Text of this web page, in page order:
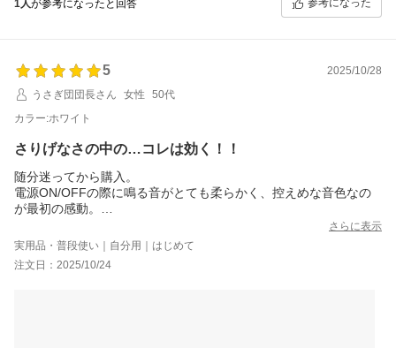
さいませ！
1人が参考になったと回答 参考になった
5
2025/10/28
うさぎ団団長さん
女性
50代
カラー:ホワイト
さりげなさの中の…コレは効く！！
随分迷ってから購入。
電源ON/OFFの際に鳴る音がとても柔らかく、控えめな音色なの
が最初の感動。
(このスピーカーのフォルムにマッチした丸みのある音色に感じま
す)
日常の風景にそっとある、な佇まいが素敵です。充電ケーブルの
差口が露出していない配慮が素晴らしい！電源、音量のボタンも
さらに表示
実用品・普段使い｜自分用｜はじめて
注文日：2025/10/24